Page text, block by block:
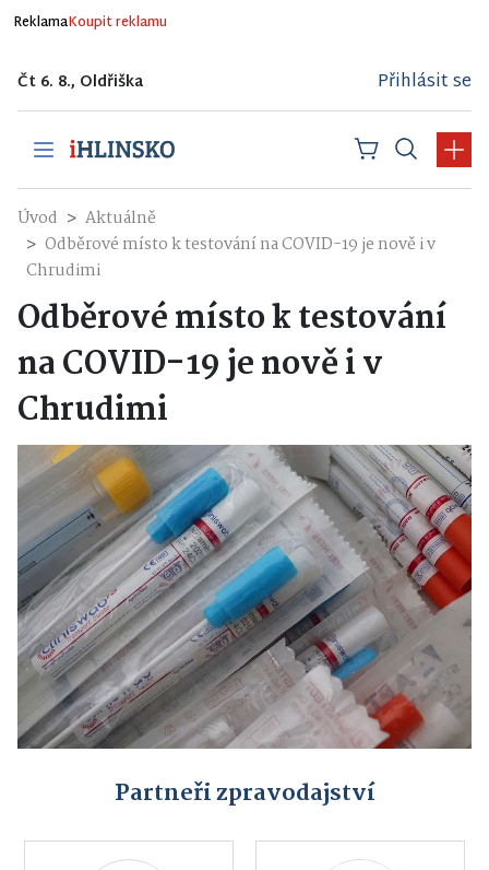
ReklamaKoupit reklamu
Čt 6. 8., Oldřiška Přihlásit se
Úvod
Aktuálně
Odběrové místo k testování na COVID-19 je nově i v
Chrudimi
Odběrové místo k testování
na COVID-19 je nově i v
Chrudimi
Partneři zpravodajství